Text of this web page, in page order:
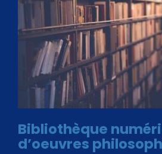
Bibliothèque
d’oeuvres